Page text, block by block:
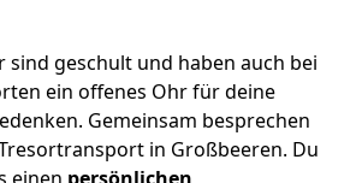
sind geschult und haben auch bei
ein offenes Ohr für deine
Gemeinsam besprechen
in Großbeeren. Du